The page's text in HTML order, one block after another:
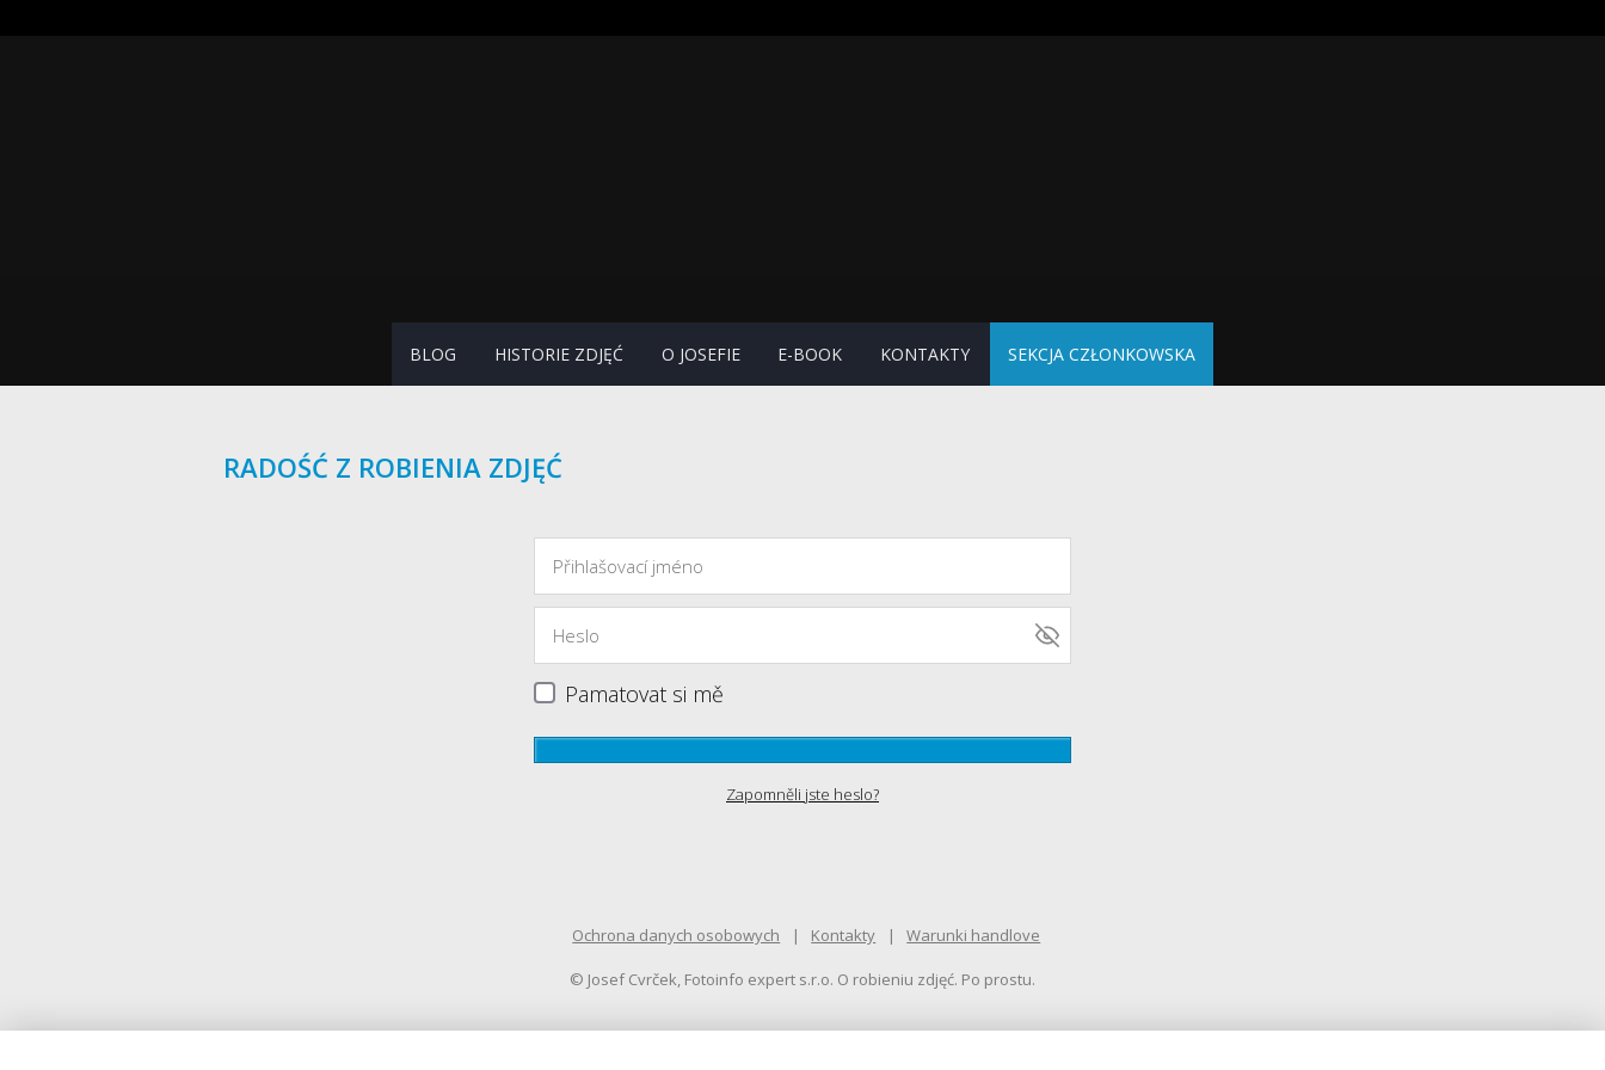
BLOG HISTORIE ZDJĘĆ O JOSEFIE E-BOOK KONTAKTY SEKCJA CZŁONKOWSKA
RADOŚĆ Z ROBIENIA ZDJĘĆ
Pamatovat si mě
Zapomněli jste heslo?
Ochrona danych osobowych Kontakty Warunki handlove
© Josef Cvrček, Fotoinfo expert s.r.o. O robieniu zdjęć. Po prostu.